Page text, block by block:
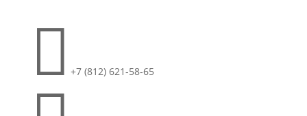
 +7 (812) 621-58-65